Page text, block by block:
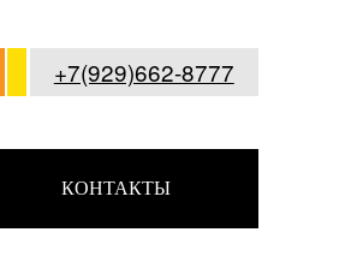
+7(929)662-8777
КОНТАКТЫ